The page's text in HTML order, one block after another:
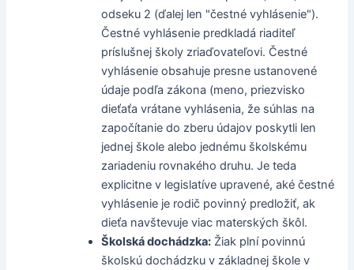
odseku 2 (ďalej len "čestné vyhlásenie").
Čestné vyhlásenie predkladá riaditeľ
príslušnej školy zriaďovateľovi. Čestné
vyhlásenie obsahuje presne ustanovené
údaje podľa zákona (meno, priezvisko
dieťaťa vrátane vyhlásenia, že súhlas na
započítanie do zberu údajov poskytli len
jednej škole alebo jednému školskému
zariadeniu rovnakého druhu. Je teda
explicitne v legislatíve upravené, aké čestné
vyhlásenie je rodič povinný predložiť, ak
dieťa navštevuje viac materských škôl.
Školská dochádzka: Žiak plní povinnú
školskú dochádzku v základnej škole v